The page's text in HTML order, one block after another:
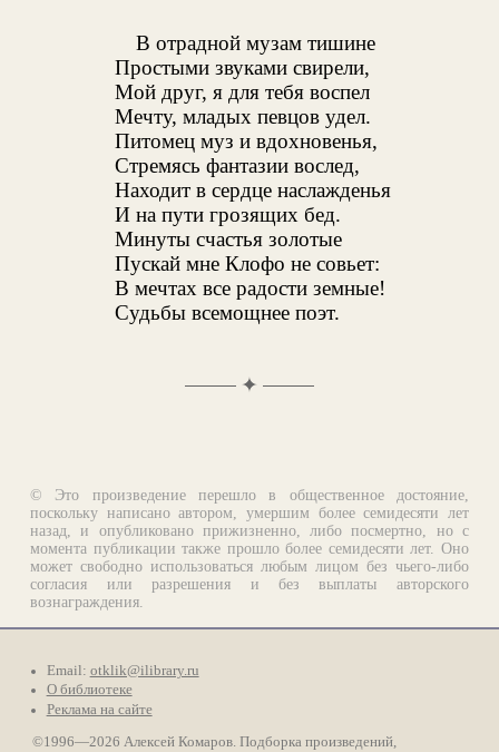
В отрадной музам тишине
Простыми звуками свирели,
Мой друг, я для тебя воспел
Мечту, младых певцов удел.
Питомец муз и вдохновенья,
Стремясь фантазии вослед,
Находит в сердце наслажденья
И на пути грозящих бед.
Минуты счастья золотые
Пускай мне Клофо не совьет:
В мечтах все радости земные!
Судьбы всемощнее поэт.
✦
© Это произведение перешло в общественное достояние,
поскольку написано автором, умершим более семидесяти лет
назад, и опубликовано прижизненно, либо посмертно, но с
момента публикации также прошло более семидесяти лет. Оно
может свободно использоваться любым лицом без чьего-либо
согласия или разрешения и без выплаты авторского
вознаграждения.
Email: otklik@ilibrary.ru
О библиотеке
Реклама на сайте
©1996—2026 Алексей Комаров. Подборка произведений,